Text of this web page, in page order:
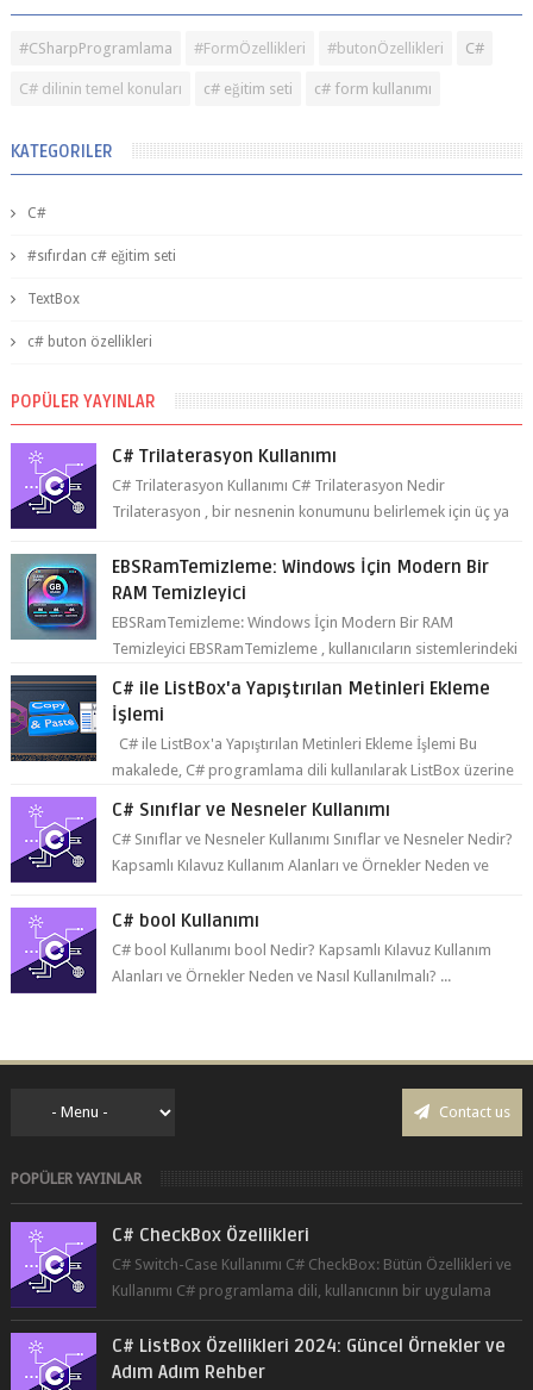
#CSharpProgramlama #FormÖzellikleri #butonÖzellikleri C#
C# dilinin temel konuları c# eğitim seti c# form kullanımı
KATEGORILER
C#
#sıfırdan c# eğitim seti
TextBox
c# buton özellikleri
POPÜLER YAYINLAR
C# Trilaterasyon Kullanımı
C# Trilaterasyon Kullanımı C# Trilaterasyon Nedir
Trilaterasyon , bir nesnenin konumunu belirlemek için üç ya
EBSRamTemizleme: Windows İçin Modern Bir
RAM Temizleyici
EBSRamTemizleme: Windows İçin Modern Bir RAM
Temizleyici EBSRamTemizleme , kullanıcıların sistemlerindeki
C# ile ListBox'a Yapıştırılan Metinleri Ekleme
İşlemi
C# ile ListBox'a Yapıştırılan Metinleri Ekleme İşlemi Bu
makalede, C# programlama dili kullanılarak ListBox üzerine
C# Sınıflar ve Nesneler Kullanımı
C# Sınıflar ve Nesneler Kullanımı Sınıflar ve Nesneler Nedir?
Kapsamlı Kılavuz Kullanım Alanları ve Örnekler Neden ve
C# bool Kullanımı
C# bool Kullanımı bool Nedir? Kapsamlı Kılavuz Kullanım
Alanları ve Örnekler Neden ve Nasıl Kullanılmalı? ...
Contact us
POPÜLER YAYINLAR
C# CheckBox Özellikleri
C# Switch-Case Kullanımı C# CheckBox: Bütün Özellikleri ve
Kullanımı C# programlama dili, kullanıcının bir uygulama
üzerinde seçim yapma...
C# ListBox Özellikleri 2024: Güncel Örnekler ve
Adım Adım Rehber